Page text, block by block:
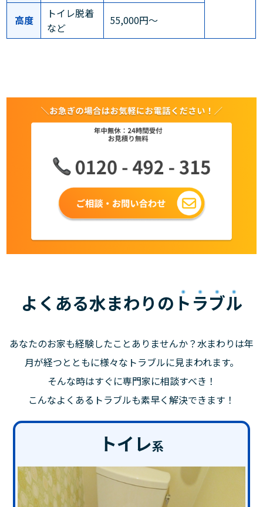
高度
トイレ脱着
など
55,000円～
よくある水まわりの トラブル
あなたのお家も経験したことありませんか？水まわりは年
月が経つとともに様々なトラブルに見まわれます。
そんな時はすぐに専門家に相談すべき！
こんなよくあるトラブルも素早く解決できます！
トイレ系